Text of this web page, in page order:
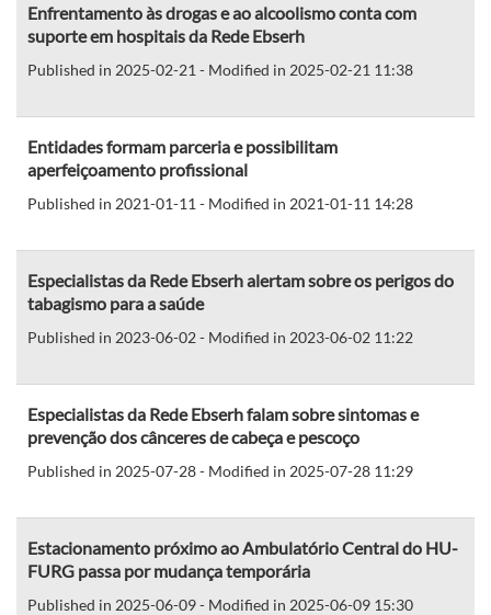
Enfrentamento às drogas e ao alcoolismo conta com
suporte em hospitais da Rede Ebserh
Published in 2025-02-21 - Modified in 2025-02-21 11:38
Entidades formam parceria e possibilitam
aperfeiçoamento profissional
Published in 2021-01-11 - Modified in 2021-01-11 14:28
Especialistas da Rede Ebserh alertam sobre os perigos do
tabagismo para a saúde
Published in 2023-06-02 - Modified in 2023-06-02 11:22
Especialistas da Rede Ebserh falam sobre sintomas e
prevenção dos cânceres de cabeça e pescoço
Published in 2025-07-28 - Modified in 2025-07-28 11:29
Estacionamento próximo ao Ambulatório Central do HU-
FURG passa por mudança temporária
Published in 2025-06-09 - Modified in 2025-06-09 15:30